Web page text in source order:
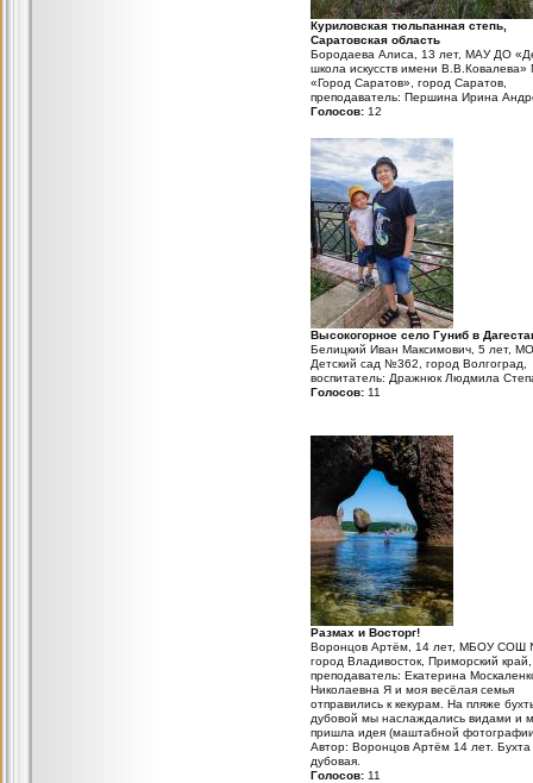
Куриловская тюльпанная степь,
Саратовская область
Бородаева Алиса, 13 лет, МАУ ДО
школа искусств имени
«Город Саратов», город Саратов,
преподаватель: Першина Ирина
Голосов: 12
Высокогорное село Гуниб в
Белицкий Иван Максимович, 5 лет,
Детский сад №362, город Волгоград,
воспитатель: Дражнюк Людмила
Голосов: 11
Размах и Восторг!
Воронцов Артём, 14 лет, МБОУ СОШ
город Владивосток, Приморский край,
преподаватель: Екатерина
Николаевна Я и моя весёлая семья
отправились к кекурам. На пляже
дубовой мы наслаждались видами и
пришла идея (маштабной
Автор: Воронцов Артём 14 лет. Бухта
дубовая.
Голосов: 11